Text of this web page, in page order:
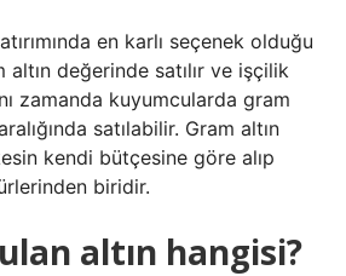
en karlı seçenek olduğu
değerinde satılır ve işçilik
zamanda kuyumcularda gram
satılabilir. Gram altın
kendi bütçesine göre alıp
biridir.
altın hangisi?